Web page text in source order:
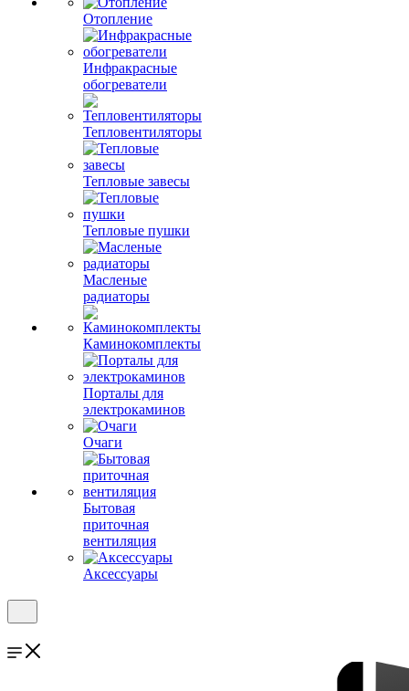
Отопление
Инфракрасные
обогреватели
Тепловентиляторы
Тепловые завесы
Тепловые пушки
Масленые
радиаторы
Каминокомплекты
Порталы для
электрокаминов
Очаги
Бытовая
приточная
вентиляция
Аксессуары